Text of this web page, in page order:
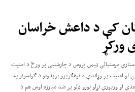
کې د داعش خراسان
ورکړ
مرستیالې ټیمي بروس د چارشنبې پر ورځ د امنیت
امنیت پر وړاندې د ترهګریزو بریدونو د ګواښونو په
او ورپورې تړلو نورو ډلو پر ضد مبارزه اوس هم د